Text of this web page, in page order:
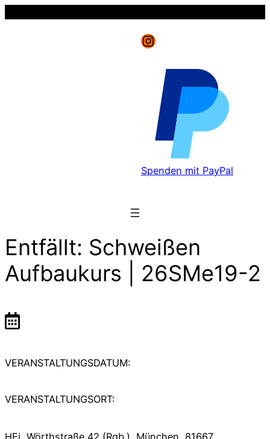
Instagram
Spenden mit PayPal
Entfällt: Schweißen
Aufbaukurs | 26SMe19-2
VERANSTALTUNGSDATUM:
VERANSTALTUNGSORT:
HEi, Wörthstraße 42 (Rgb.), München, 81667,